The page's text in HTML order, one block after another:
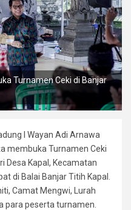
Turnamen Ceki di Banjar
I Wayan Adi Arnawa
membuka Turnamen Ceki
Desa Kapal, Kecamatan
di Balai Banjar Titih Kapal.
Camat Mengwi, Lurah
para peserta turnamen.